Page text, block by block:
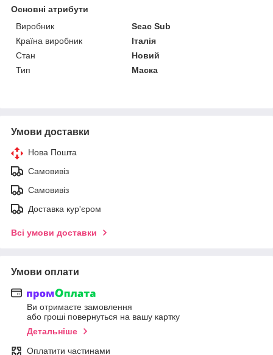
Основні атрибути
Виробник
Seac Sub
Країна виробник
Італія
Стан
Новий
Тип
Маска
Умови доставки
Нова Пошта
Самовивіз
Самовивіз
Доставка кур'єром
Всі умови доставки
Умови оплати
Ви отримаєте замовлення
або гроші повернуться на вашу картку
Детальніше
Оплатити частинами